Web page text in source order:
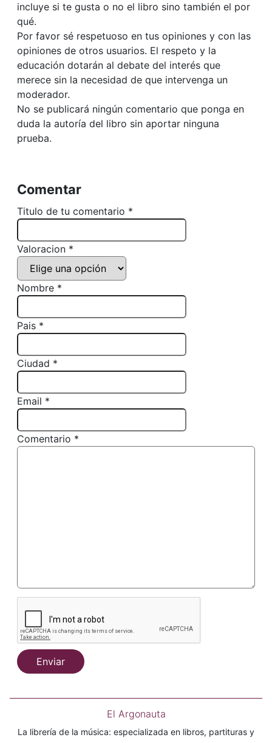
incluye si te gusta o no el libro sino también el por
qué.
Por favor sé respetuoso en tus opiniones y con las
opiniones de otros usuarios. El respeto y la
educación dotarán al debate del interés que
merece sin la necesidad de que intervenga un
moderador.
No se publicará ningún comentario que ponga en
duda la autoría del libro sin aportar ninguna
prueba.
Comentar
Titulo de tu comentario *
Valoracion *
Nombre *
Pais *
Ciudad *
Email *
Comentario *
Enviar
El Argonauta
La librería de la música: especializada en libros, partituras y